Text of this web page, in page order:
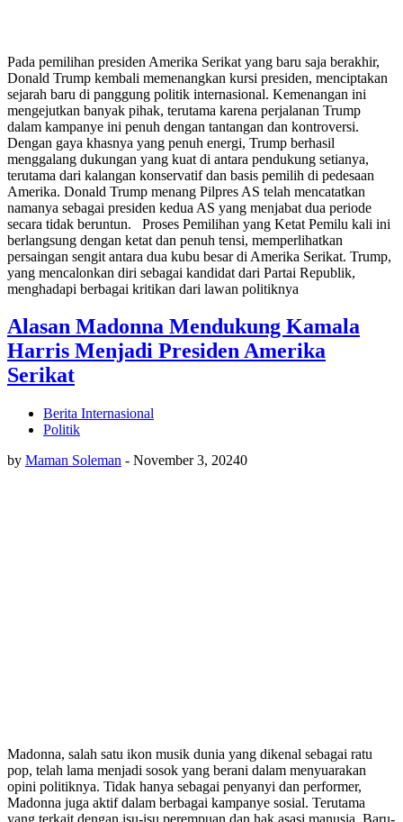
Pada pemilihan presiden Amerika Serikat yang baru saja berakhir,
Donald Trump kembali memenangkan kursi presiden, menciptakan
sejarah baru di panggung politik internasional. Kemenangan ini
mengejutkan banyak pihak, terutama karena perjalanan Trump
dalam kampanye ini penuh dengan tantangan dan kontroversi.
Dengan gaya khasnya yang penuh energi, Trump berhasil
menggalang dukungan yang kuat di antara pendukung setianya,
terutama dari kalangan konservatif dan basis pemilih di pedesaan
Amerika. Donald Trump menang Pilpres AS telah mencatatkan
namanya sebagai presiden kedua AS yang menjabat dua periode
secara tidak beruntun. Proses Pemilihan yang Ketat Pemilu kali ini
berlangsung dengan ketat dan penuh tensi, memperlihatkan
persaingan sengit antara dua kubu besar di Amerika Serikat. Trump,
yang mencalonkan diri sebagai kandidat dari Partai Republik,
menghadapi berbagai kritikan dari lawan politiknya
Alasan Madonna Mendukung Kamala
Harris Menjadi Presiden Amerika
Serikat
Berita Internasional
Politik
by Maman Soleman - November 3, 20240
Madonna, salah satu ikon musik dunia yang dikenal sebagai ratu
pop, telah lama menjadi sosok yang berani dalam menyuarakan
opini politiknya. Tidak hanya sebagai penyanyi dan performer,
Madonna juga aktif dalam berbagai kampanye sosial. Terutama